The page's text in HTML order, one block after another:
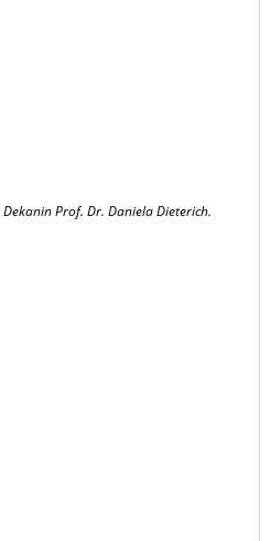
Prof. Dr. Daniela Dieterich.